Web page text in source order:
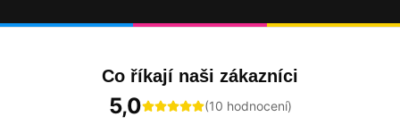
Co říkají naši zákazníci
5,0 (10 hodnocení)